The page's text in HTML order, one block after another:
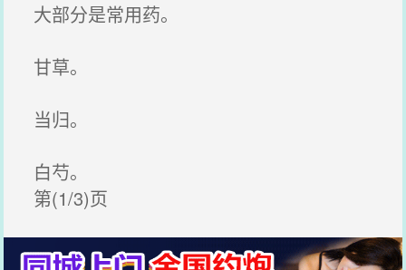
大部分是常用药。
甘草。
当归。
白芍。
第(1/3)页